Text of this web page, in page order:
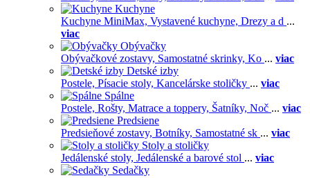
Kuchyne
Kuchyne MiniMax, Vystavené kuchyne, Drezy a d ...
viac
Obývačky
Obývačkové zostavy, Samostatné skrinky, Ko ... viac
Detské izby
Postele, Písacie stoly, Kancelárske stoličky ... viac
Spálne
Postele, Rošty, Matrace a toppery, Šatníky, Noč ... viac
Predsiene
Predsieňové zostavy, Botníky, Samostatné sk ... viac
Stoly a stoličky
Jedálenské stoly, Jedálenské a barové stol ... viac
Sedačky